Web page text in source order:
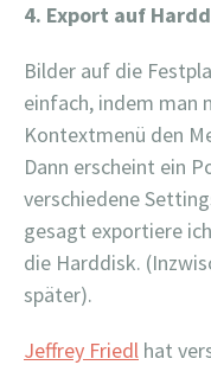
4. Export auf
Bilder auf die
einfach, indem man
Kontextmenü den
Dann erscheint ein
verschiedene
gesagt exportiere
die Harddisk.
später).
Jeffrey Friedl hat